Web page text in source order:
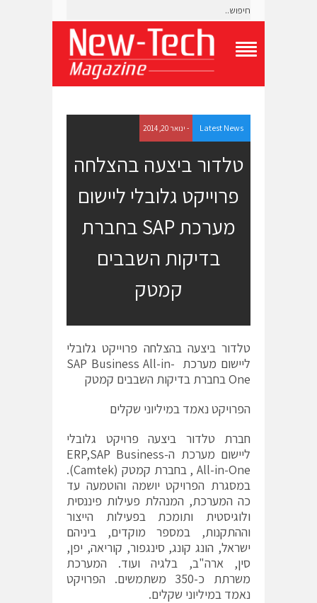
g
l
e
N
v
Latest News - ינואר 20, 2014
טלדור ביצעה בהצלחה
פרוייקט גלובלי ליישום
מערכת SAP בחברת
בדיקות השבבים
קמטק
טלדור ביצעה בהצלחה פרוייקט גלובלי
ליישום מערכת SAP Business All-in-
One בחברת בדיקות השבבים קמטק
הפרויקט נאמד במיליוני שקלים
חברת טלדור ביצעה פרויקט גלובלי
ליישום מערכת ה-ERP,SAP Business
All-in-One , בחברת קמטק (Camtek).
במסגרת הפרויקט יושמה והוטמעה עד
כה המערכת, המנהלת פעילות פיננסית
ולוגיסטית ותומכת בפעילות הייצור
וההתקנות, במספר מוקדים, ביניהם
ישראל, הונג קונג, סינגפור, קוריאה, יפן,
סין, ארה"ב, בלגיה ועוד. המערכת
משרתת כ-350 משתמשים. הפרויקט
נאמד במיליוני שקלים.